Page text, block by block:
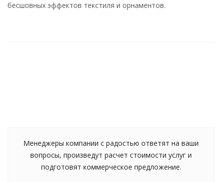
бесшовных эффектов текстиля и орнаментов.
Менеджеры компании с радостью ответят на ваши
вопросы, произведут расчет стоимости услуг и
подготовят коммерческое предложение.